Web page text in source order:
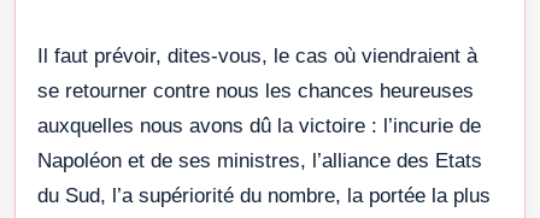
Il faut prévoir, dites-vous, le cas où viendraient à
se retourner contre nous les chances heureuses
auxquelles nous avons dû la victoire : l’incurie de
Napoléon et de ses ministres, l’alliance des Etats
du Sud, l’a supériorité du nombre, la portée la plus